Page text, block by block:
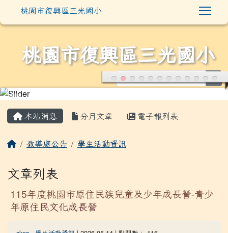
:::
本站消息 分月文章 電子報列表
教導處公告 學生活動資訊
文章列表
115年度桃園市原住民族兒童及少年成長營-青少
年原住民文化成長營